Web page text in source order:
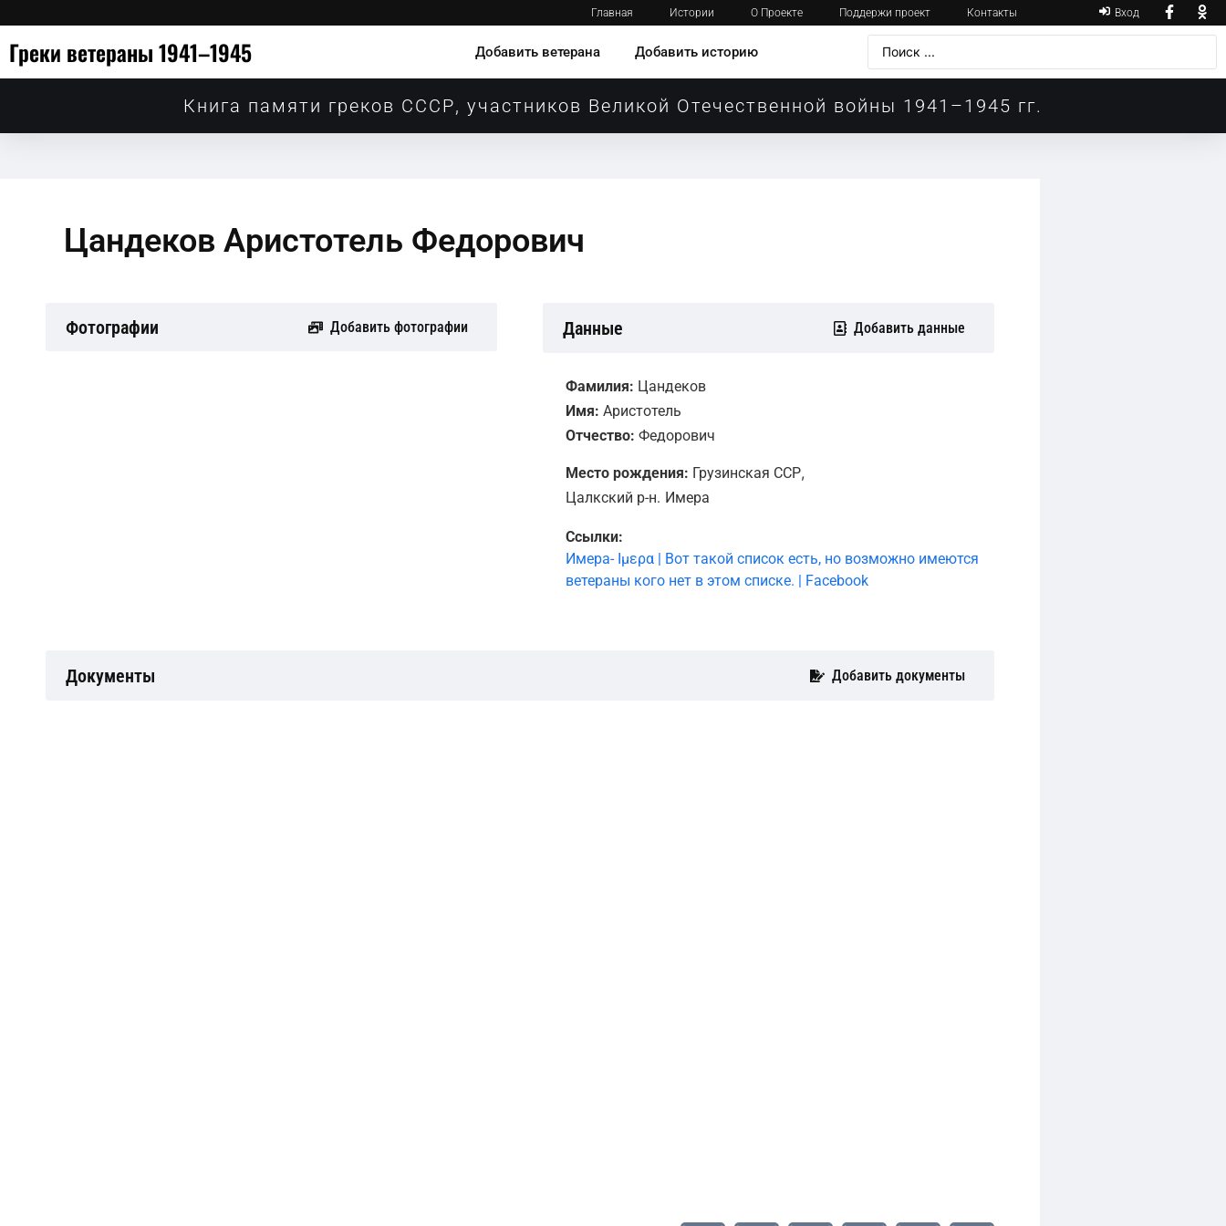
Главная Истории О Проекте Поддержи проект Контакты Вход
Греки ветераны 1941–1945 Добавить ветерана Добавить историю
Книга памяти греков СССР, участников Великой Отечественной войны 1941–1945 гг.
Цандеков Аристотель Федорович
Фотографии Добавить фотографии Данные Добавить данные
Фамилия: Цандеков
Имя: Аристотель
Отчество: Федорович
Место рождения: Грузинская ССР,
Цалкский р-н. Имера
Ссылки:
Имера- Ιμερα | Вот такой список есть, но возможно имеются
ветераны кого нет в этом списке. | Facebook
Документы Добавить документы